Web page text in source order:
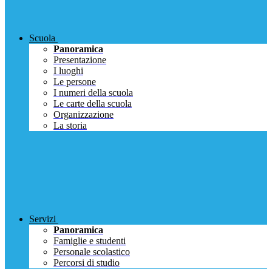
Scuola
Panoramica
Presentazione
I luoghi
Le persone
I numeri della scuola
Le carte della scuola
Organizzazione
La storia
Servizi
Panoramica
Famiglie e studenti
Personale scolastico
Percorsi di studio